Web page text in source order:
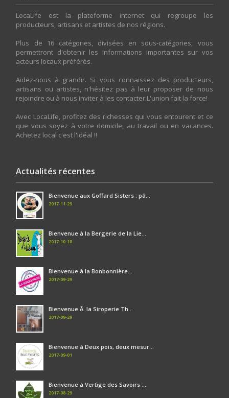
LocaLife est la plateforme internet qui regroupe les
producteurs, artisans et artistes de nos régions.
Plus de 16 catégories, divisées en sous-catégories, vous
permettront d'obtenir les informations importantes sur vos
acteurs locaux préférés.
Aidez-nous à grandir. Si vous connaissez des producteurs,
artisans ou artistes, n'hésitez pas à leur proposer de nous
rejoindre ou à nous inviter à les contacter.L'union fait la force!
Avec LocaLife, profitez des richesses qui vous entourent et ce
que vous soyez à votre domicile, au travail ou en vacances.
Achetez local c'est l'idéal !!
Actualités récentes
Bienvenue aux Goffard Sisters : pâ...
2017-11-29
Bienvenue à la Bergerie de la Lie...
2017-10-18
Bienvenue à la Bonbonnière...
2017-09-29
Bienvenue Ã la Siroperie Th...
2017-09-29
Bienvenue à Deux pois, deux mesur...
2017-09-01
Bienvenue à Vertige des Savoirs :...
2017-08-29